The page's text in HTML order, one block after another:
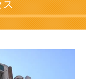
ス